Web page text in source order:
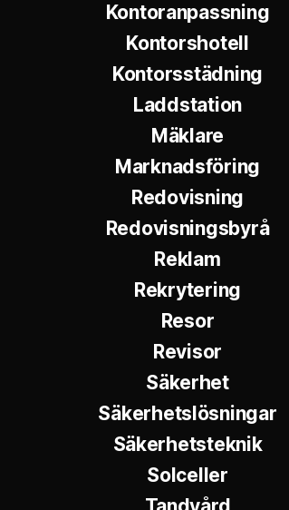
Kontoranpassning
Kontorshotell
Kontorsstädning
Laddstation
Mäklare
Marknadsföring
Redovisning
Redovisningsbyrå
Reklam
Rekrytering
Resor
Revisor
Säkerhet
Säkerhetslösningar
Säkerhetsteknik
Solceller